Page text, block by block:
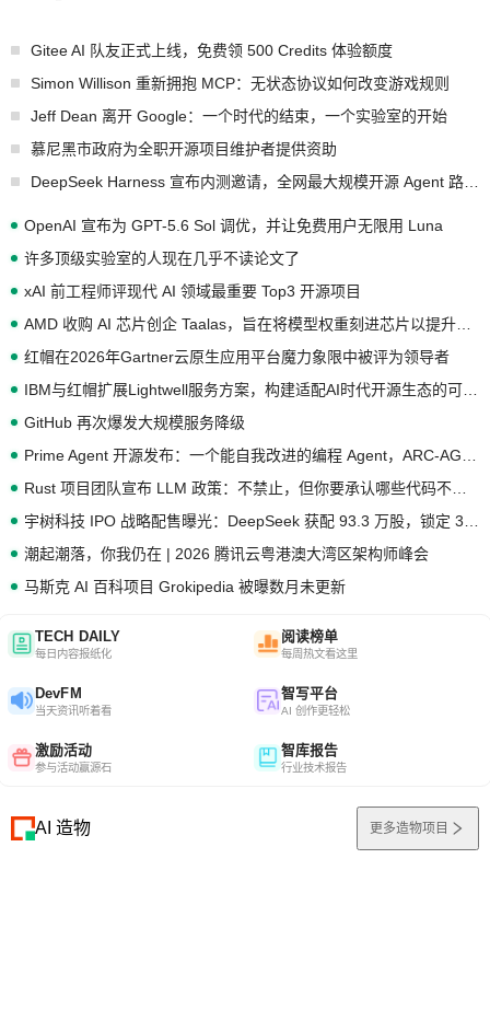
Gitee AI 队友正式上线，免费领 500 Credits 体验额度
Simon Willison 重新拥抱 MCP：无状态协议如何改变游戏规则
Jeff Dean 离开 Google：一个时代的结束，一个实验室的开始
慕尼黑市政府为全职开源项目维护者提供资助
OpenAI 宣布为 GPT-5.6 Sol 调优，并让免费用户无限用 Luna
许多顶级实验室的人现在几乎不读论文了
xAI 前工程师评现代 AI 领域最重要 Top3 开源项目
红帽在2026年Gartner云原生应用平台魔力象限中被评为领导者
GitHub 再次爆发大规模服务降级
潮起潮落，你我仍在 | 2026 腾讯云粤港澳大湾区架构师峰会
马斯克 AI 百科项目 Grokipedia 被曝数月未更新
TECH DAILY
每日内容报纸化
阅读榜单
每周热文看这里
DevFM
当天资讯听着看
智写平台
AI 创作更轻松
激励活动
参与活动赢源石
智库报告
行业技术报告
AI 造物 更多造物项目